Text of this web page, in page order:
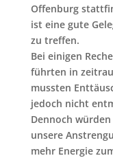
Offenburg
ist eine gute
zu treffen.
Bei einigen
führten in
mussten
jedoch nicht
Dennoch
unsere
mehr Energie